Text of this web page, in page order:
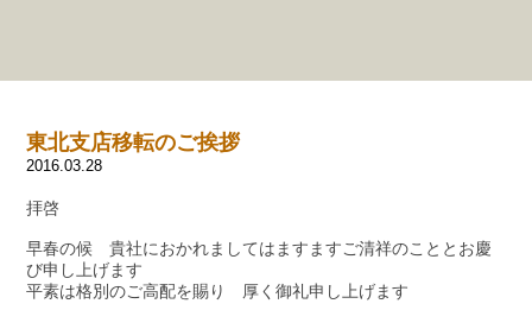
東北支店移転のご挨拶
2016.03.28
拝啓
早春の候 貴社におかれましてはますますご清祥のこととお慶
び申し上げます
平素は格別のご高配を賜り 厚く御礼申し上げます